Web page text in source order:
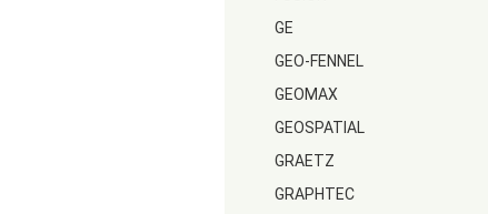
GE
GEO-FENNEL
GEOMAX
GEOSPATIAL
GRAETZ
GRAPHTEC